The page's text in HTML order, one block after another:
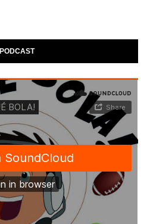
PODCAST